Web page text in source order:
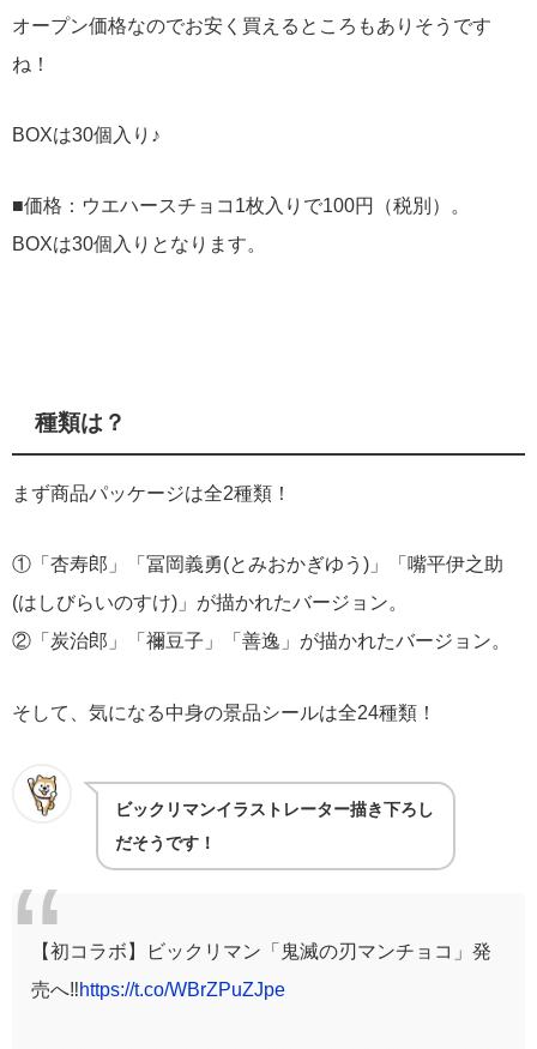
オープン価格なのでお安く買えるところもありそうです
ね！
BOXは30個入り♪
■価格：ウエハースチョコ1枚入りで100円（税別）。
BOXは30個入りとなります。
種類は？
まず商品パッケージは全2種類！
①「杏寿郎」「冨岡義勇(とみおかぎゆう)」「嘴平伊之助
(はしびらいのすけ)」が描かれたバージョン。
②「炭治郎」「禰豆子」「善逸」が描かれたバージョン。
そして、気になる中身の景品シールは全24種類！
ビックリマンイラストレーター描き下ろし
だそうです！
【初コラボ】ビックリマン「鬼滅の刃マンチョコ」発
売へ‼https://t.co/WBrZPuZJpe